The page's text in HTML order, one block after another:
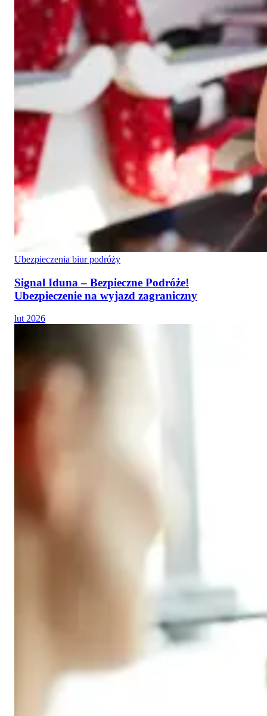
Ubezpieczenia biur podróży
Signal Iduna – Bezpieczne Podróże!
Ubezpieczenie na wyjazd zagraniczny
lut 2026